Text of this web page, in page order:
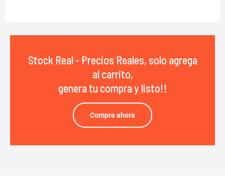
Stock Real - Precios Reales, solo agrega
al carrito,
genera tu compra y listo!!
Compra ahora